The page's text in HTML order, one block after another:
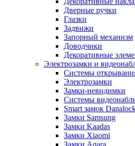
Дверные ручки
Глазки
Задвижи
Запорный механизм
Доводчики
Декоративные
Электрозамки и
Системы
Электрозамки
Замки-невидимки
Системы
Smart замок
Замки Samsung
Замки Kaadas
Замки Xiaomi
Замки Aqara